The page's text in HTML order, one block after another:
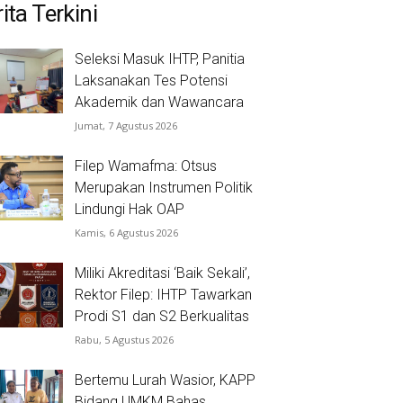
Terkini
Seleksi Masuk IHTP, Panitia
Laksanakan Tes Potensi
Akademik dan Wawancara
Jumat, 7 Agustus 2026
Filep Wamafma: Otsus
Merupakan Instrumen Politik
Lindungi Hak OAP
Kamis, 6 Agustus 2026
Miliki Akreditasi ‘Baik Sekali’,
Rektor Filep: IHTP Tawarkan
Prodi S1 dan S2 Berkualitas
Rabu, 5 Agustus 2026
Bertemu Lurah Wasior, KAPP